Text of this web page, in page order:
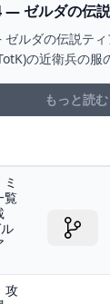
— ゼルダの伝
ルダの伝説ティ
の近衛兵の服
もっと読む
覧
攻